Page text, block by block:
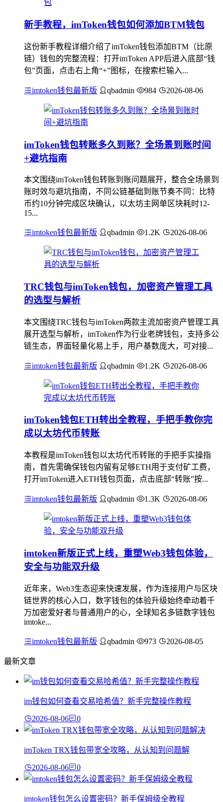
新手教程，imToken钱包如何添加BTM钱包
这份新手教程详细介绍了imToken钱包添加BTM（比原
链）钱包的完整流程：打开imToken APP后进入底部“钱
包”页面，点击右上角“+”图标，在搜索栏输入...
imtoken钱包最新版 qbadmin 984 2026-08-06
imToken钱包转账多久到账？全场景到账时间
+避坑指南
本文围绕imToken钱包转账到账问题展开，整合全场景到
账时效与避坑指南，不同公链基础到账节奏不同：比特
币约10分钟完成区块确认，以太坊主网单区块耗时12-
15...
imtoken钱包最新版 qbadmin 1.2K 2026-08-06
TRC钱包与imToken钱包，加密资产管理工具
的选型与解析
本文围绕TRC钱包与imToken两款主流加密资产管理工具
展开选型与解析，imToken作为行业老牌钱包，支持多公
链生态，界面轻量化易上手，用户基数庞大，可对接...
imtoken钱包最新版 qbadmin 1.2K 2026-08-06
imToken钱包ETH转出全教程，手把手教你完
成以太坊代币转账
本教程是imToken钱包以太坊代币转账的手把手实操指
南，首先需确保钱包内留有足够ETH用于支付矿工费，
打开imToken进入ETH钱包页面，点击底部“转账”按...
imtoken钱包最新版 qbadmin 1.3K 2026-08-06
imtoken新版正式上线，重塑Web3钱包体验，
安全与功能双升级
近年来，Web3生态迎来快速发展，作为连接用户与区块
链世界的核心入口，数字钱包的体验升级始终牵动着千
万加密爱好者与普通用户的心，全球知名多链数字钱包
imtoke...
imtoken钱包最新版 qbadmin 973 2026-08-05
最新文章
im钱包如何查看交易哈希值？新手完整操作教程
2026-08-06 0
imToken TRX钱包带宽全攻略，从认知到问题解
2026-08-06 0
imtoken钱包怎么设置密码？新手保姆级全教程